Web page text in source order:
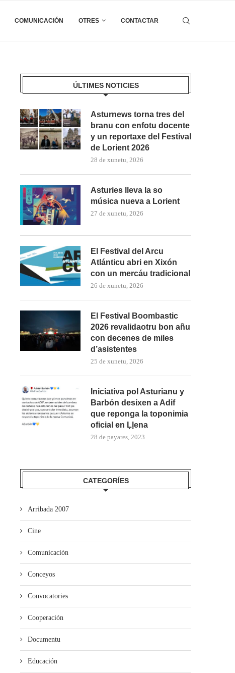
COMUNICACIÓN OTRES CONTACTAR
ÚLTIMES NOTICIES
Asturnews torna tres del
branu con enfotu docente
y un reportaxe del Festival
de Lorient 2026
28 de xunetu, 2026
Asturies lleva la so
música nueva a Lorient
27 de xunetu, 2026
El Festival del Arcu
Atlánticu abri en Xixón
con un mercáu tradicional
26 de xunetu, 2026
El Festival Boombastic
2026 revalidaotru bon añu
con decenes de miles
d’asistentes
25 de xunetu, 2026
Iniciativa pol Asturianu y
Barbón desixen a Adif
que reponga la toponimia
oficial en Ḷḷena
28 de payares, 2023
CATEGORÍES
Arribada 2007
Cine
Comunicación
Conceyos
Convocatories
Cooperación
Documentu
Educación